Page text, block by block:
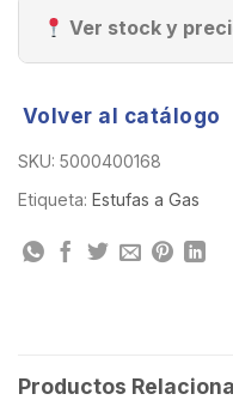
Ver stock y
Volver al catálogo
SKU: 5000400168
Etiqueta: Estufas a Gas
Productos